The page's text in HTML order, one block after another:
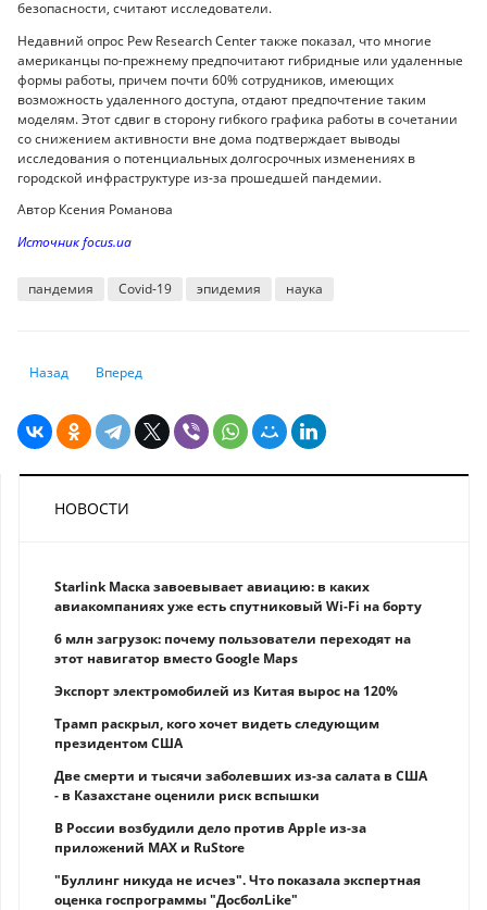
безопасности, считают исследователи.
Недавний опрос Pew Research Center также показал, что многие
американцы по-прежнему предпочитают гибридные или удаленные
формы работы, причем почти 60% сотрудников, имеющих
возможность удаленного доступа, отдают предпочтение таким
моделям. Этот сдвиг в сторону гибкого графика работы в сочетании
со снижением активности вне дома подтверждает выводы
исследования о потенциальных долгосрочных изменениях в
городской инфраструктуре из-за прошедшей пандемии.
Автор Ксения Романова
Источник focus.ua
пандемия Covid-19 эпидемия наука
Предыдущий: Дональд Трамп объявил о своей победе
Назад Следующий: Британцев атакуют болезни викторианской
Вперед
НОВОСТИ
Starlink Маска завоевывает авиацию: в каких
авиакомпаниях уже есть спутниковый Wi-Fi на борту
6 млн загрузок: почему пользователи переходят на
этот навигатор вместо Google Maps
Экспорт электромобилей из Китая вырос на 120%
Трамп раскрыл, кого хочет видеть следующим
президентом США
Две смерти и тысячи заболевших из-за салата в США
- в Казахстане оценили риск вспышки
В России возбудили дело против Apple из-за
приложений MAX и RuStore
"Буллинг никуда не исчез". Что показала экспертная
оценка госпрограммы "ДосболLike"